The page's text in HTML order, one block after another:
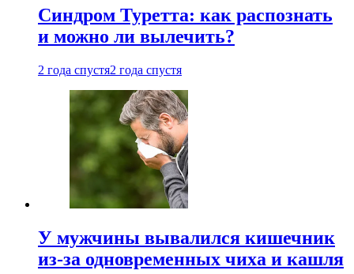
Синдром Туретта: как распознать
и можно ли вылечить?
2 года спустя2 года спустя
У мужчины вывалился кишечник
из-за одновременных чиха и кашля